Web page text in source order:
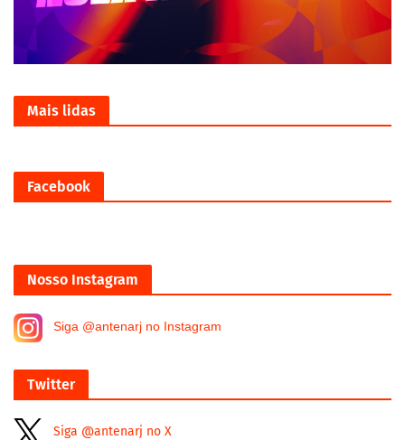
Mais lidas
Facebook
Nosso Instagram
Siga @antenarj no Instagram
Twitter
Siga @antenarj no X